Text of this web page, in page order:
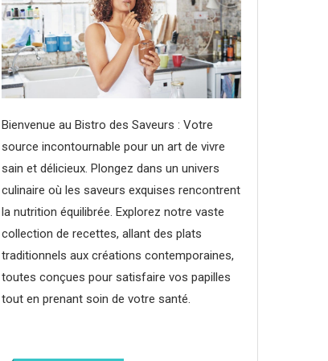
Bienvenue au Bistro des Saveurs : Votre
source incontournable pour un art de vivre
sain et délicieux. Plongez dans un univers
culinaire où les saveurs exquises rencontrent
la nutrition équilibrée. Explorez notre vaste
collection de recettes, allant des plats
traditionnels aux créations contemporaines,
toutes conçues pour satisfaire vos papilles
tout en prenant soin de votre santé.